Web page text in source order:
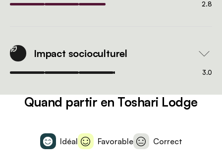
2.8
Impact socioculturel
3.0
Quand partir en Toshari Lodge
Idéal Favorable Correct